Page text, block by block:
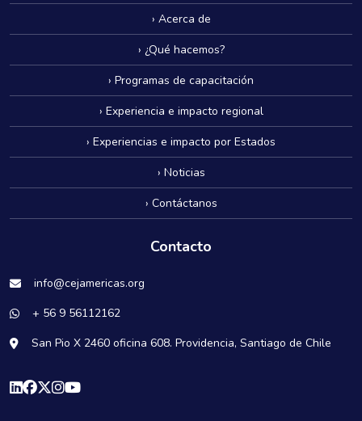
› Acerca de
› ¿Qué hacemos?
› Programas de capacitación
› Experiencia e impacto regional
› Experiencias e impacto por Estados
› Noticias
› Contáctanos
Contacto
info@cejamericas.org
+ 56 9 56112162
San Pio X 2460 oficina 608. Providencia, Santiago de Chile